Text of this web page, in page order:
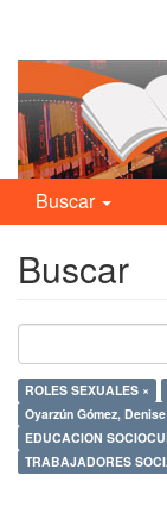
Buscar
Buscar
ROLES SEXUALES ×
Oyarzún Gómez,
EDUCACION
TRABAJADORES